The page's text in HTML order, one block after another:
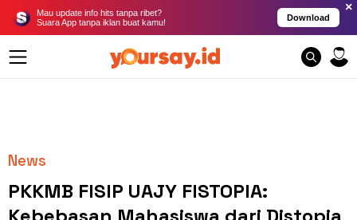
Mau update info hits tanpa ribet?
Suara App tanpa iklan buat kamu!
Download
×
News
PKKMB FISIP UAJY FISTOPIA: